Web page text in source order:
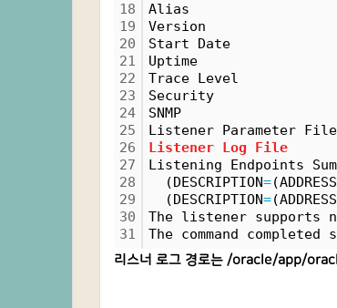
18
19
20
21
22
23
24
25
26
27
28
29
30
31
Alias
Version
Start
Trace Level
SNMP
Listener Parameter
Listener Log File
Listening Endpoints
(DESCRIPTION=(ADDRESS
(DESCRIPTION=(ADDRESS
The listener supports
The command
리스너 로그 경로는 /oracle/app/